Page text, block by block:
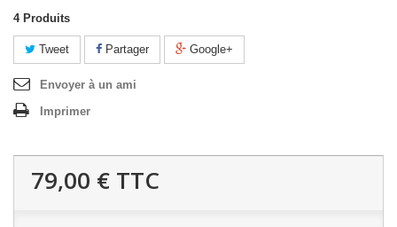
4 Produits
Tweet Partager Google+
Envoyer à un ami
Imprimer
79,00 € TTC